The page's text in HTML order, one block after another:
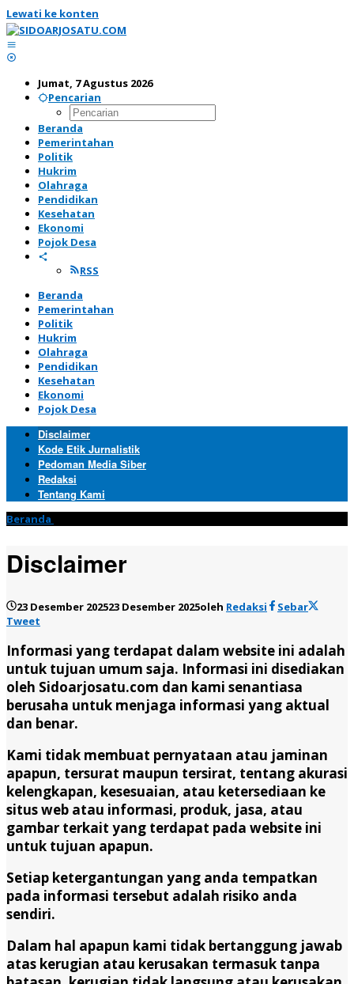
Lewati ke konten
Jumat, 7 Agustus 2026
Pencarian
Beranda
Pemerintahan
Politik
Hukrim
Olahraga
Pendidikan
Kesehatan
Ekonomi
Pojok Desa
RSS
Beranda
Pemerintahan
Politik
Hukrim
Olahraga
Pendidikan
Kesehatan
Ekonomi
Pojok Desa
Disclaimer
Kode Etik Jurnalistik
Pedoman Media Siber
Redaksi
Tentang Kami
Beranda
Disclaimer
23 Desember 202523 Desember 2025oleh Redaksi
Sebar
Tweet
Informasi yang terdapat dalam website ini adalah
untuk tujuan umum saja. Informasi ini disediakan
oleh Sidoarjosatu.com dan kami senantiasa
berusaha untuk menjaga informasi yang aktual
dan benar.
Kami tidak membuat pernyataan atau jaminan
apapun, tersurat maupun tersirat, tentang akurasi
kelengkapan, kesesuaian, atau ketersediaan ke
situs web atau informasi, produk, jasa, atau
gambar terkait yang terdapat pada website ini
untuk tujuan apapun.
Setiap ketergantungan yang anda tempatkan
pada informasi tersebut adalah risiko anda
sendiri.
Dalam hal apapun kami tidak bertanggung jawab
atas kerugian atau kerusakan termasuk tanpa